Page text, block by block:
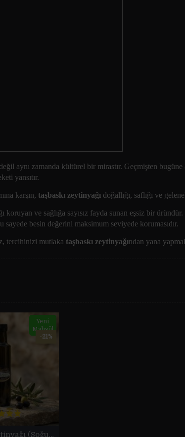
aynı zamanda kültürel bir mirastır. Geçmişten
yansıtır.
karşın, taşbaskı zeytinyağı doğallığı, saflığı ve
koruyan ve sağlığa sayısız fayda sunan eşsiz bir
besin değerini maksimum seviyede korumasıdır.
tercihinizi mutlaka taşbaskı zeytinyağından yana
Yeni
Mahsül
-21%
Taş Baskı Zeytinyağı (Soğuk Sıkım 250 ml)